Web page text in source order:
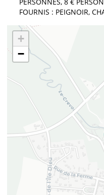
FOURNIS : PEIGNOIR,
+
−